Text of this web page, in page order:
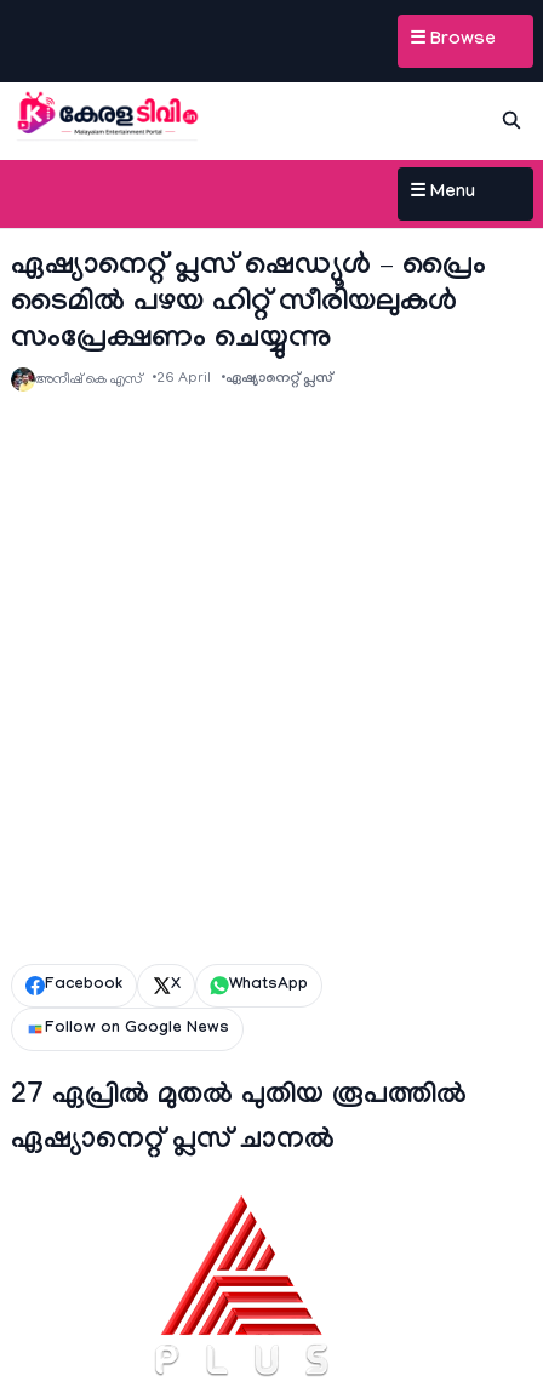
☰ Browse
☰ Menu
ഏഷ്യാനെറ്റ്‌ പ്ലസ് ഷെഡ്യൂള്‍ – പ്രൈം
ടൈമില്‍ പഴയ ഹിറ്റ്‌ സീരിയലുകള്‍
സംപ്രേക്ഷണം ചെയ്യുന്നു
അനീഷ്‌ കെ എസ് 26 April ഏഷ്യാനെറ്റ്‌ പ്ലസ്
Facebook X WhatsApp
Follow on Google News
27 ഏപ്രില്‍ മുതല്‍ പുതിയ രൂപത്തില്‍
ഏഷ്യാനെറ്റ്‌ പ്ലസ് ചാനല്‍